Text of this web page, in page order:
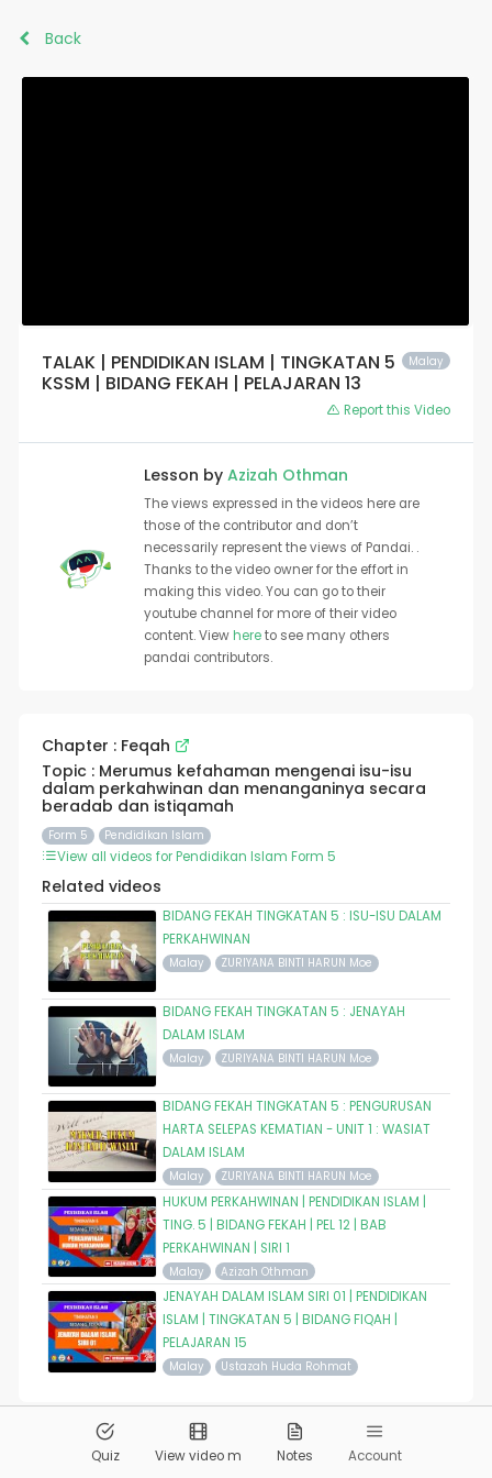
Back
Malay
TALAK | PENDIDIKAN ISLAM | TINGKATAN 5
KSSM | BIDANG FEKAH | PELAJARAN 13
Report this Video
Lesson by Azizah Othman
The views expressed in the videos here are
those of the contributor and don’t
necessarily represent the views of Pandai. .
Thanks to the video owner for the effort in
making this video. You can go to their
youtube channel for more of their video
content. Viewhereto see many others
pandai contributors.
Chapter : Feqah
Topic : Merumus kefahaman mengenai isu-isu
dalam perkahwinan dan menanganinya secara
beradab dan istiqamah
Form 5 Pendidikan Islam
View all videos for Pendidikan Islam Form 5
Related videos
BIDANG FEKAH TINGKATAN 5 : ISU-ISU DALAM
PERKAHWINAN
Malay ZURIYANA BINTI HARUN Moe
BIDANG FEKAH TINGKATAN 5 : JENAYAH
DALAM ISLAM
Malay ZURIYANA BINTI HARUN Moe
BIDANG FEKAH TINGKATAN 5 : PENGURUSAN
HARTA SELEPAS KEMATIAN - UNIT 1 : WASIAT
DALAM ISLAM
Malay ZURIYANA BINTI HARUN Moe
HUKUM PERKAHWINAN | PENDIDIKAN ISLAM |
TING. 5 | BIDANG FEKAH | PEL 12 | BAB
PERKAHWINAN | SIRI 1
Malay Azizah Othman
JENAYAH DALAM ISLAM SIRI 01 | PENDIDIKAN
ISLAM | TINGKATAN 5 | BIDANG FIQAH |
PELAJARAN 15
Malay Ustazah Huda Rohmat
Pandai.org All Rights Reserved
Quiz View video m Notes Account